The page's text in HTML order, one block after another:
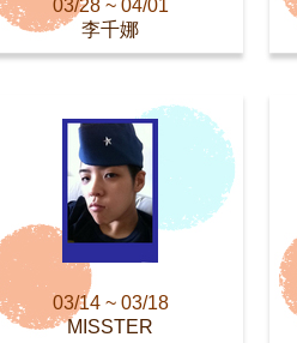
03/28 ~ 04/01
李千娜
03/14 ~ 03/18
MISSTER